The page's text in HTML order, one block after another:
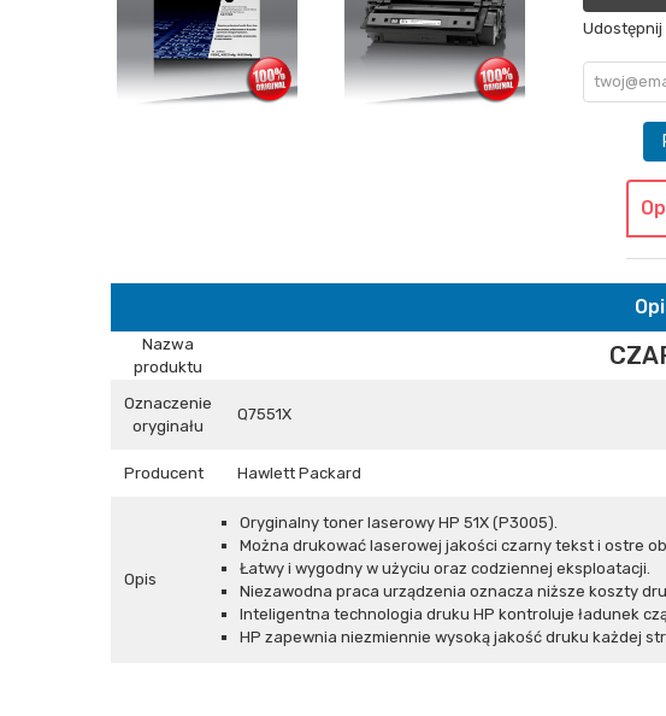
Udostępnij
Nazwa
produktu
Oznaczenie
oryginału
Q7551X
Producent Hawlett Packard
Opis
Oryginalny toner laserowy HP 51X (P3005).
Można drukować laserowej jakości czarny tekst i ostre
Łatwy i wygodny w użyciu oraz codziennej eksploatacji.
Niezawodna praca urządzenia oznacza niższe koszty
Inteligentna technologia druku HP kontroluje ładunek
HP zapewnia niezmiennie wysoką jakość druku każdej